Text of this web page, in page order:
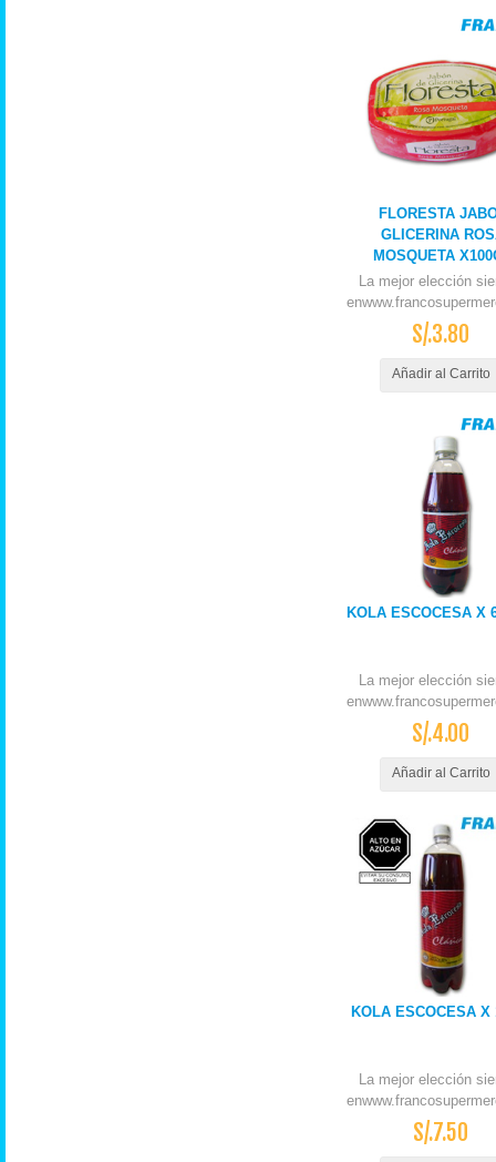
FLORESTA
GLICERINA
MOSQUETA
La mejor elección
S/.3.80
Añadir al Carrito
KOLA ESCOCESA X
La mejor elección
S/.4.00
Añadir al Carrito
KOLA ESCOCESA X
La mejor elección
S/.7.50